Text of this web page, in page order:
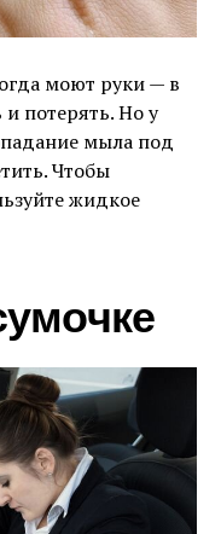
моют руки — в
потерять. Но у
мыла под
Чтобы
жидкое